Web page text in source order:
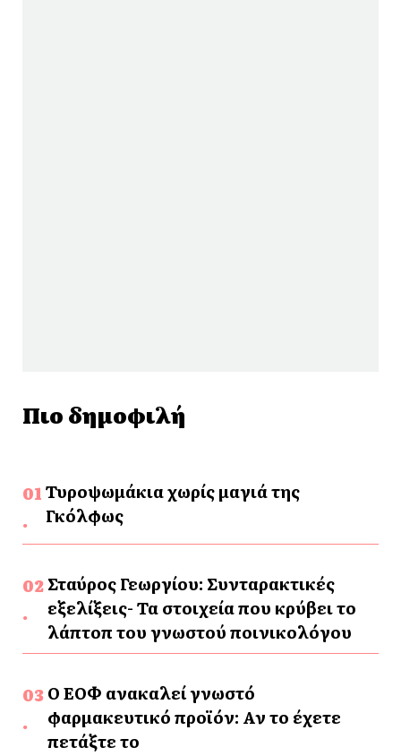
Πιο δημοφιλή
Τυροψωμάκια χωρίς μαγιά της
Γκόλφως
Σταύρος Γεωργίου: Συνταρακτικές
εξελίξεις- Τα στοιχεία που κρύβει το
λάπτοπ του γνωστού ποινικολόγου
Ο ΕΟΦ ανακαλεί γνωστό
φαρμακευτικό προϊόν: Αν το έχετε
πετάξτε το